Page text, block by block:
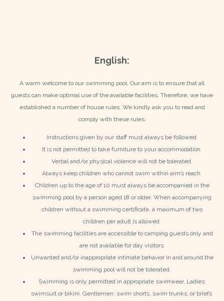
English:
A warm welcome to our swimming pool. Our aim is to ensure that all
guests can make optimal use of the available facilities. Therefore, we have
established a number of house rules. We kindly ask you to read and
comply with these rules.
Instructions given by our staff must always be followed.
It is not permitted to take furniture to your accommodation.
Verbal and/or physical violence will not be tolerated.
Always keep children who cannot swim within arm’s reach.
Children up to the age of 10 must always be accompanied in the
swimming pool by a person aged 18 or older. When accompanying
children without a swimming certificate, a maximum of two
children per adult is allowed.
The swimming facilities are accessible to camping guests only and
are not available for day visitors.
Unwanted and/or inappropriate intimate behavior in and around the
swimming pool will not be tolerated.
Swimming is only permitted in appropriate swimwear. Ladies:
swimsuit or bikini. Gentlemen: swim shorts, swim trunks, or briefs.